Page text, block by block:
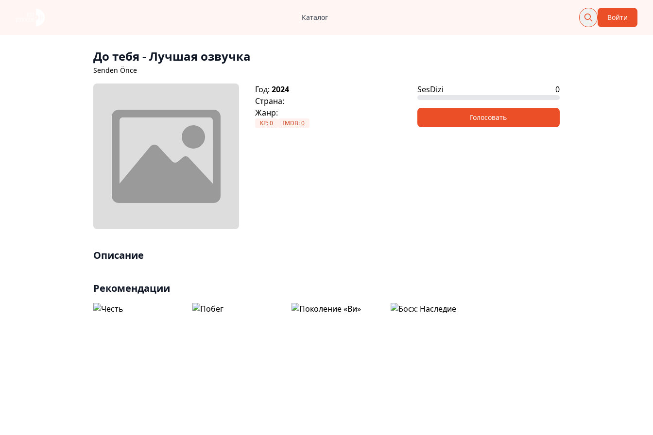
Каталог Войти
До тебя - Лучшая озвучка
Senden Önce
Год:2024
Страна:
Жанр:
KP:0 IMDB:0
SesDizi 0
Голосовать
Описание
Рекомендации